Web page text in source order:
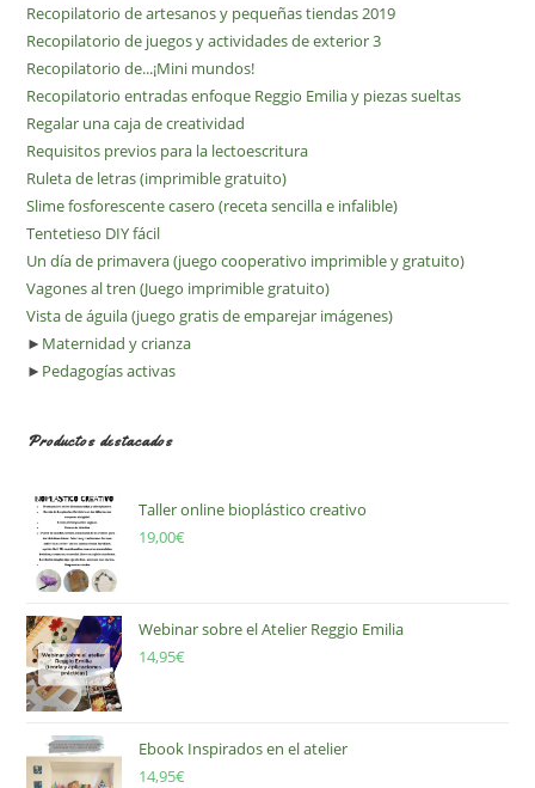
Recopilatorio de artesanos y pequeñas tiendas 2019
Recopilatorio de juegos y actividades de exterior 3
Recopilatorio de...¡Mini mundos!
Recopilatorio entradas enfoque Reggio Emilia y piezas sueltas
Regalar una caja de creatividad
Requisitos previos para la lectoescritura
Ruleta de letras (imprimible gratuito)
Slime fosforescente casero (receta sencilla e infalible)
Tentetieso DIY fácil
Un día de primavera (juego cooperativo imprimible y gratuito)
Vagones al tren (Juego imprimible gratuito)
Vista de águila (juego gratis de emparejar imágenes)
► Maternidad y crianza
► Pedagogías activas
Productos destacados
Taller online bioplástico creativo
19,00€
Webinar sobre el Atelier Reggio Emilia
14,95€
Ebook Inspirados en el atelier
14,95€